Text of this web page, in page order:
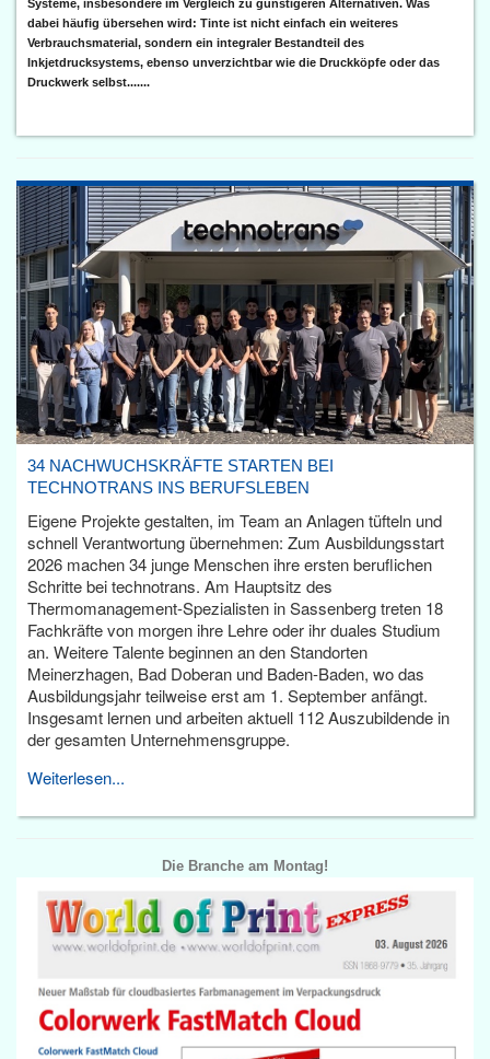
Systeme, insbesondere im Vergleich zu günstigeren Alternativen. Was
dabei häufig übersehen wird: Tinte ist nicht einfach ein weiteres
Verbrauchsmaterial, sondern ein integraler Bestandteil des
Inkjetdrucksystems, ebenso unverzichtbar wie die Druckköpfe oder das
Druckwerk selbst.......
34 NACHWUCHSKRÄFTE STARTEN BEI
TECHNOTRANS INS BERUFSLEBEN
Eigene Projekte gestalten, im Team an Anlagen tüfteln und
schnell Verantwortung übernehmen: Zum Ausbildungsstart
2026 machen 34 junge Menschen ihre ersten beruflichen
Schritte bei technotrans. Am Hauptsitz des
Thermomanagement-Spezialisten in Sassenberg treten 18
Fachkräfte von morgen ihre Lehre oder ihr duales Studium
an. Weitere Talente beginnen an den Standorten
Meinerzhagen, Bad Doberan und Baden-Baden, wo das
Ausbildungsjahr teilweise erst am 1. September anfängt.
Insgesamt lernen und arbeiten aktuell 112 Auszubildende in
der gesamten Unternehmensgruppe.
Weiterlesen...
Die Branche am Montag!